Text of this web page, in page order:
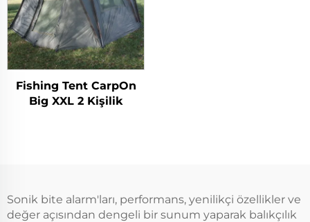
Fishing Tent CarpOn
Big XXL 2 Kişilik
Sonik bite alarm'ları, performans, yenilikçi özellikler ve
değer açısından dengeli bir sunum yaparak balıkçılık